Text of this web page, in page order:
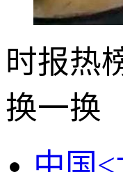
时报热
换一换